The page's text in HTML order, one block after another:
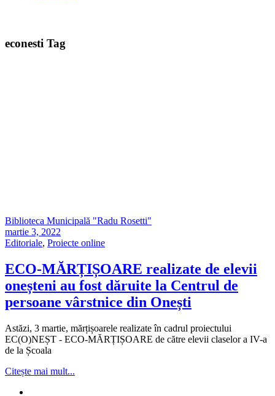
econesti Tag
Biblioteca Municipală "Radu Rosetti"
martie 3, 2022
Editoriale, Proiecte online
ECO-MĂRȚIȘOARE realizate de elevii
oneșteni au fost dăruite la Centrul de
persoane vârstnice din Onești
Astăzi, 3 martie, mărțișoarele realizate în cadrul proiectului
EC(O)NEȘT - ECO-MĂRȚIȘOARE de către elevii claselor a IV-a
de la Școala
Citește mai mult...